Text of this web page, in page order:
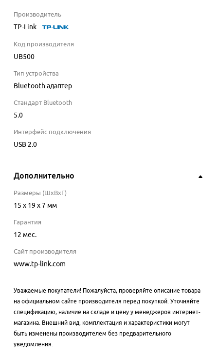
Производитель
TP-Link
Код производителя
UB500
Тип устройства
Bluetooth адаптер
Стандарт Bluetooth
5.0
Интерфейс подключения
USB 2.0
Дополнительно
Размеры (ШхВхГ)
15 x 19 x 7 мм
Гарантия
12 мес.
Сайт производителя
www.tp-link.com
Уважаемые покупатели! Пожалуйста, проверяйте описание товара
на официальном сайте производителя перед покупкой. Уточняйте
спецификацию, наличие на складе и цену у менеджеров интернет-
магазина. Внешний вид, комплектация и характеристики могут
быть изменены производителем без предварительного
уведомления.